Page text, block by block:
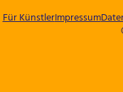
Für KünstlerImpressum